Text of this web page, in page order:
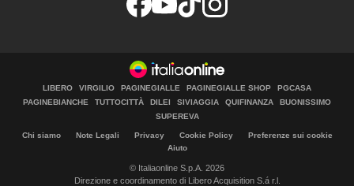
LIBERO VIRGILIO PAGINEGIALLE PAGINEGIALLE SHOP
PGCASA
PAGINEBIANCHE
TUTTOCITTÀ DILEI SIVIAGGIA QUIFINANZA
BUONISSIMO
SUPEREVA
Chi siamo Note Legali Privacy Cookie Policy
Preferenze sui cookie
Aiuto
© Italiaonline S.p.A. 2026
Direzione e coordinamento di Libero Acquisition S.á r.l.